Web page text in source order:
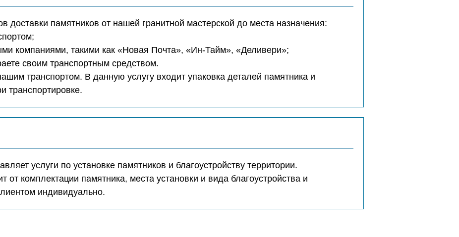
доставки памятников от нашей гранитной мастерской до места назначения:
компаниями, такими как «Новая Почта», «Ин-Тайм», «Деливери»;
своим транспортным средством.
транспортом. В данную услугу входит упаковка деталей памятника и
транспортировке.
услуги по установке памятников и благоустройству территории.
от комплектации памятника, места установки и вида благоустройства и
индивидуально.